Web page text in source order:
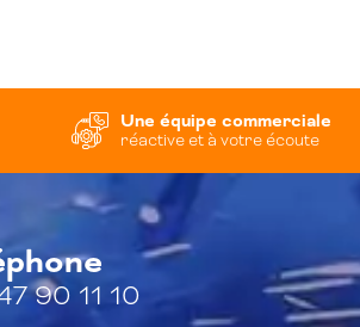
Une équipe commerciale
réactive et à votre écoute
90 11 10